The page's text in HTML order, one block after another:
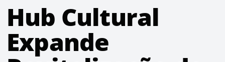
Hub Cultural
Expande